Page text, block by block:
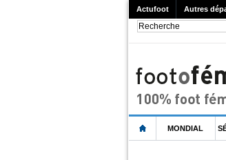
Actufoot Autres
MONDIAL